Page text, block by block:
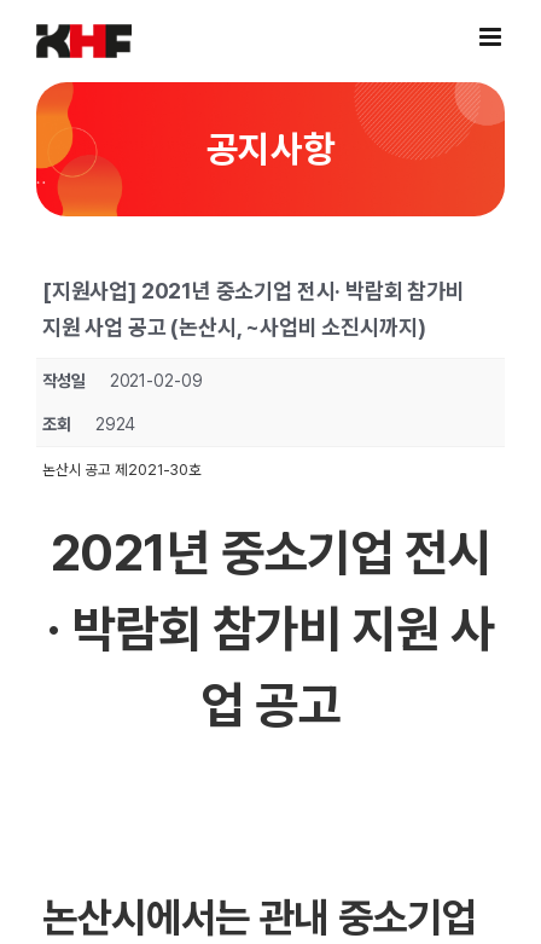
content
공지사항
[지원사업] 2021년 중소기업 전시· 박람회 참가비
지원 사업 공고 (논산시, ~사업비 소진시까지)
작성일 2021-02-09
조회 2924
논산시 공고 제2021-30호
2021년 중소기업 전시
· 박람회 참가비 지원 사
업 공고
논산시에서는 관내 중소기업